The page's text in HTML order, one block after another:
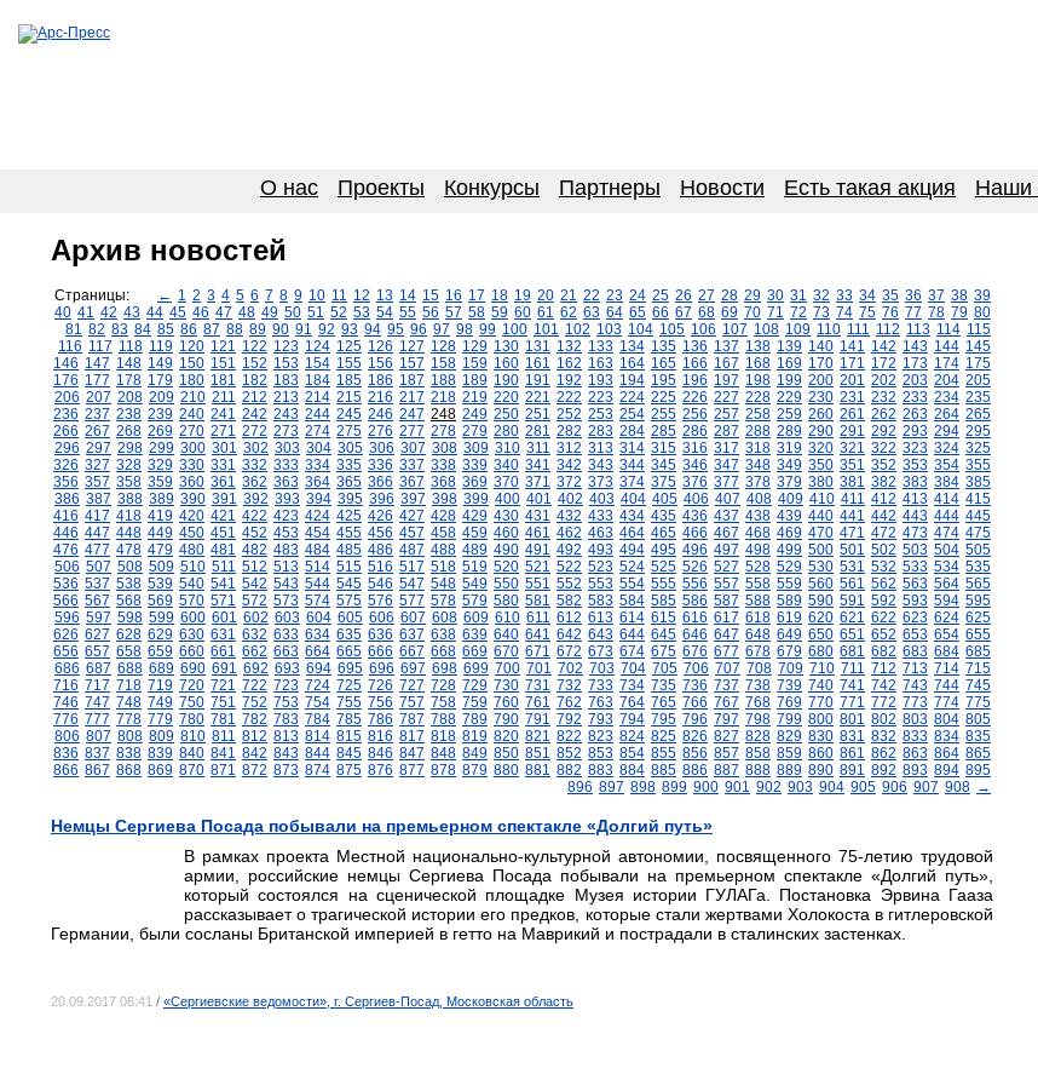
О нас Проекты Конкурсы Партнеры Новости Есть такая акция Наши
Архив новостей
Страницы: ← 1 2 3 4 5 6 7 8 9 10 11 12 13 14 15 16 17 18 19 20 21 22 23 24 25 26 27 28 29 30 31 32 33 34 35 36 37 38 39
40 41 42 43 44 45 46 47 48 49 50 51 52 53 54 55 56 57 58 59 60 61 62 63 64 65 66 67 68 69 70 71 72 73 74 75 76 77 78 79 80
81 82 83 84 85 86 87 88 89 90 91 92 93 94 95 96 97 98 99 100 101 102 103 104 105 106 107 108 109 110 111 112 113 114 115
116 117 118 119 120 121 122 123 124 125 126 127 128 129 130 131 132 133 134 135 136 137 138 139 140 141 142 143 144 145
146 147 148 149 150 151 152 153 154 155 156 157 158 159 160 161 162 163 164 165 166 167 168 169 170 171 172 173 174 175
176 177 178 179 180 181 182 183 184 185 186 187 188 189 190 191 192 193 194 195 196 197 198 199 200 201 202 203 204 205
206 207 208 209 210 211 212 213 214 215 216 217 218 219 220 221 222 223 224 225 226 227 228 229 230 231 232 233 234 235
236 237 238 239 240 241 242 243 244 245 246 247 248 249 250 251 252 253 254 255 256 257 258 259 260 261 262 263 264 265
266 267 268 269 270 271 272 273 274 275 276 277 278 279 280 281 282 283 284 285 286 287 288 289 290 291 292 293 294 295
296 297 298 299 300 301 302 303 304 305 306 307 308 309 310 311 312 313 314 315 316 317 318 319 320 321 322 323 324 325
326 327 328 329 330 331 332 333 334 335 336 337 338 339 340 341 342 343 344 345 346 347 348 349 350 351 352 353 354 355
356 357 358 359 360 361 362 363 364 365 366 367 368 369 370 371 372 373 374 375 376 377 378 379 380 381 382 383 384 385
386 387 388 389 390 391 392 393 394 395 396 397 398 399 400 401 402 403 404 405 406 407 408 409 410 411 412 413 414 415
416 417 418 419 420 421 422 423 424 425 426 427 428 429 430 431 432 433 434 435 436 437 438 439 440 441 442 443 444 445
446 447 448 449 450 451 452 453 454 455 456 457 458 459 460 461 462 463 464 465 466 467 468 469 470 471 472 473 474 475
476 477 478 479 480 481 482 483 484 485 486 487 488 489 490 491 492 493 494 495 496 497 498 499 500 501 502 503 504 505
506 507 508 509 510 511 512 513 514 515 516 517 518 519 520 521 522 523 524 525 526 527 528 529 530 531 532 533 534 535
536 537 538 539 540 541 542 543 544 545 546 547 548 549 550 551 552 553 554 555 556 557 558 559 560 561 562 563 564 565
566 567 568 569 570 571 572 573 574 575 576 577 578 579 580 581 582 583 584 585 586 587 588 589 590 591 592 593 594 595
596 597 598 599 600 601 602 603 604 605 606 607 608 609 610 611 612 613 614 615 616 617 618 619 620 621 622 623 624 625
626 627 628 629 630 631 632 633 634 635 636 637 638 639 640 641 642 643 644 645 646 647 648 649 650 651 652 653 654 655
656 657 658 659 660 661 662 663 664 665 666 667 668 669 670 671 672 673 674 675 676 677 678 679 680 681 682 683 684 685
686 687 688 689 690 691 692 693 694 695 696 697 698 699 700 701 702 703 704 705 706 707 708 709 710 711 712 713 714 715
716 717 718 719 720 721 722 723 724 725 726 727 728 729 730 731 732 733 734 735 736 737 738 739 740 741 742 743 744 745
746 747 748 749 750 751 752 753 754 755 756 757 758 759 760 761 762 763 764 765 766 767 768 769 770 771 772 773 774 775
776 777 778 779 780 781 782 783 784 785 786 787 788 789 790 791 792 793 794 795 796 797 798 799 800 801 802 803 804 805
806 807 808 809 810 811 812 813 814 815 816 817 818 819 820 821 822 823 824 825 826 827 828 829 830 831 832 833 834 835
836 837 838 839 840 841 842 843 844 845 846 847 848 849 850 851 852 853 854 855 856 857 858 859 860 861 862 863 864 865
866 867 868 869 870 871 872 873 874 875 876 877 878 879 880 881 882 883 884 885 886 887 888 889 890 891 892 893 894 895
896 897 898 899 900 901 902 903 904 905 906 907 908 →
Немцы Сергиева Посада побывали на премьерном спектакле «Долгий путь»
В рамках проекта Местной национально-культурной автономии, посвященного 75-летию трудовой
армии, российские немцы Сергиева Посада побывали на премьерном спектакле «Долгий путь»,
который состоялся на сценической площадке Музея истории ГУЛАГа. Постановка Эрвина Гааза
рассказывает о трагической истории его предков, которые стали жертвами Холокоста в гитлеровской
Германии, были сосланы Британской империей в гетто на Маврикий и пострадали в сталинских застенках.
20.09.2017 06:41 / «Сергиевские ведомости», г. Сергиев-Посад, Московская область